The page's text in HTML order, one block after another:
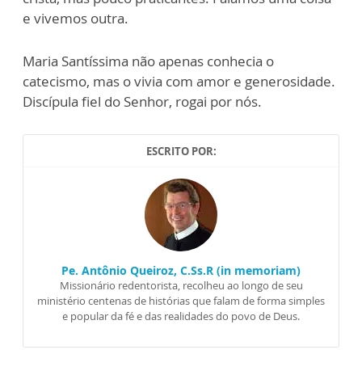
e vivemos outra.
Maria Santíssima não apenas conhecia o
catecismo, mas o vivia com amor e generosidade.
Discípula fiel do Senhor, rogai por nós.
ESCRITO POR:
Pe. Antônio Queiroz, C.Ss.R (in memoriam)
Missionário redentorista, recolheu ao longo de seu
ministério centenas de histórias que falam de forma simples
e popular da fé e das realidades do povo de Deus.